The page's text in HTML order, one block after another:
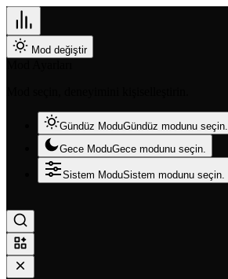
Mod değiştir
Gündüz ModuGündüz modunu seçin.
Gece ModuGece modunu seçin.
Sistem ModuSistem modunu seçin.